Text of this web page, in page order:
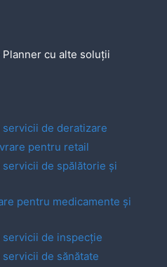
cu alte soluții
de deratizare
pentru retail
de spălătorie și
pentru medicamente și
de inspecție
de sănătate